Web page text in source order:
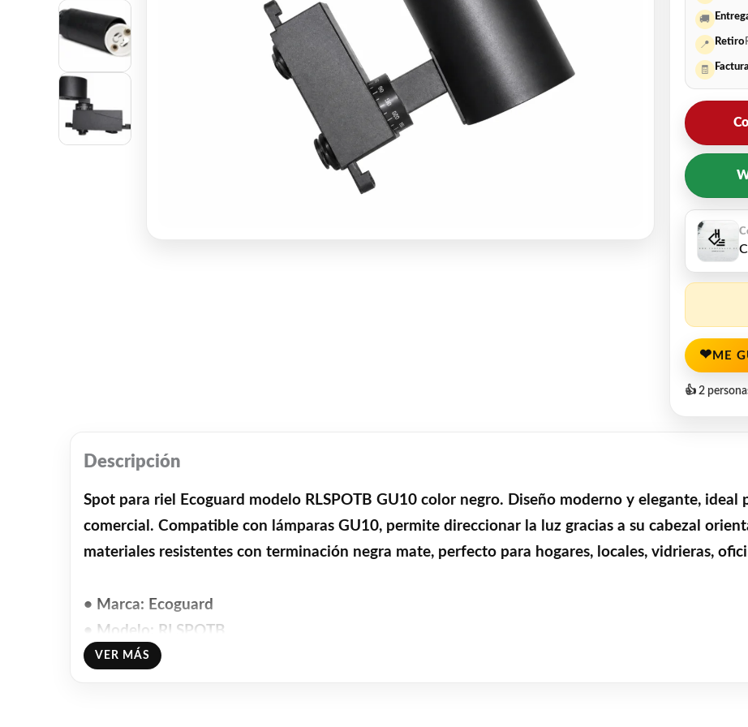
🚚
📍 Retiro
🧾 Factura
❤ ME
👍 2
Descripción
Spot para riel Ecoguard modelo RLSPOTB GU10 color negro. Diseño moderno y elegante,
comercial. Compatible con lámparas GU10, permite direccionar la luz gracias a su cabezal
materiales resistentes con terminación negra mate, perfecto para hogares, locales, vidrieras,
• Marca: Ecoguard
• Modelo: RLSPOTB
• Tipo: Spot para riel
VER MÁS